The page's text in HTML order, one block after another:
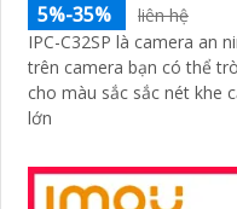
5%-35%
liên hệ
IPC-C32SP là camera an
trên camera bạn có thể trò chuyện
cho màu sắc sắc nét khe
lớn